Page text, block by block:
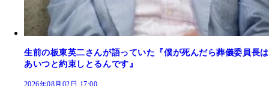
生前の板東英二さんが語っていた『僕が死んだら葬儀委員長は
あいつと約束しとるんです』
2026年08月02日 17:00